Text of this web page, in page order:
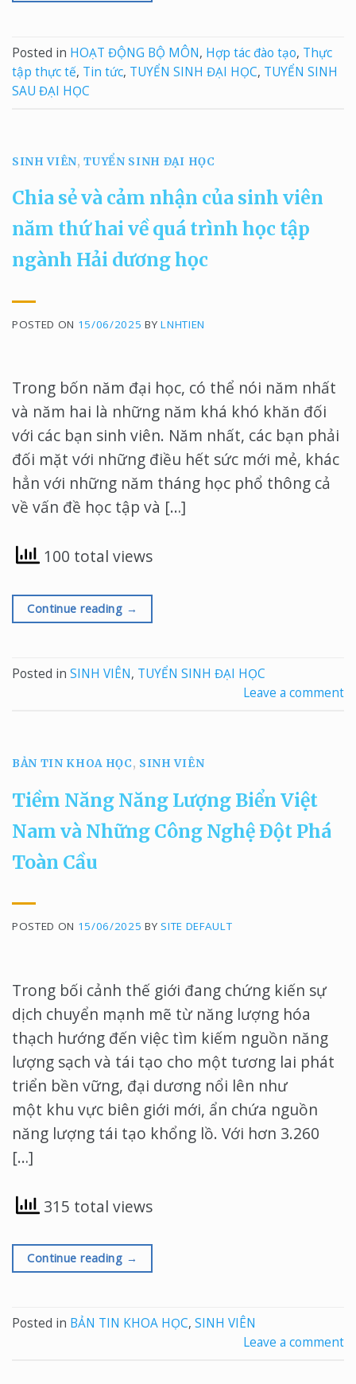
Posted in HOẠT ĐỘNG BỘ MÔN, Hợp tác đào tạo, Thực
tập thực tế, Tin tức, TUYỂN SINH ĐẠI HỌC, TUYỂN SINH
SAU ĐẠI HỌC
SINH VIÊN,TUYỂN SINH ĐẠI HỌC
Chia sẻ và cảm nhận của sinh viên
năm thứ hai về quá trình học tập
ngành Hải dương học
POSTED ON 15/06/2025 BYLNHTIEN
Trong bốn năm đại học, có thể nói năm nhất
và năm hai là những năm khá khó khăn đối
với các bạn sinh viên. Năm nhất, các bạn phải
đối mặt với những điều hết sức mới mẻ, khác
hẳn với những năm tháng học phổ thông cả
về vấn đề học tập và […]
100 total views
Continue reading →
Posted in SINH VIÊN, TUYỂN SINH ĐẠI HỌC
Leave a comment
BẢN TIN KHOA HỌC, SINH VIÊN
Tiềm Năng Năng Lượng Biển Việt
Nam và Những Công Nghệ Đột Phá
Toàn Cầu
POSTED ON 15/06/2025 BY SITE DEFAULT
Trong bối cảnh thế giới đang chứng kiến sự
dịch chuyển mạnh mẽ từ năng lượng hóa
thạch hướng đến việc tìm kiếm nguồn năng
lượng sạch và tái tạo cho một tương lai phát
triển bền vững, đại dương nổi lên như
một khu vực biên giới mới, ẩn chứa nguồn
năng lượng tái tạo khổng lồ. Với hơn 3.260
[…]
315 total views
Continue reading →
Posted in BẢN TIN KHOA HỌC, SINH VIÊN
Leave a comment